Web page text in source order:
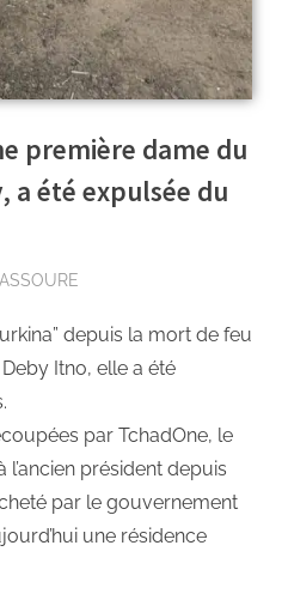
première dame du
a été expulsée du
depuis la mort de feu
Itno, elle a été
par TchadOne, le
président depuis
par le gouvernement
une résidence